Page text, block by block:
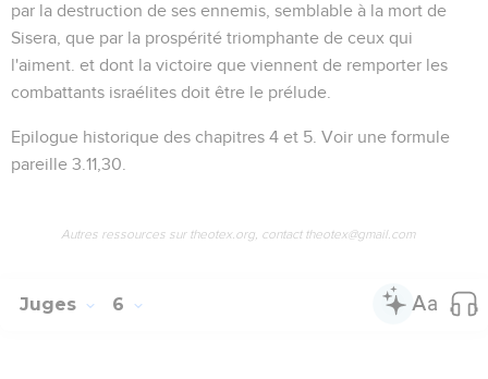
par la destruction de ses ennemis, semblable à la mort de
Sisera, que par la prospérité triomphante de ceux qui
l'aiment. et dont la victoire que viennent de remporter les
combattants israélites doit être le prélude.
Epilogue historique des chapitres 4 et 5. Voir une formule
pareille 3.11,30
Autres ressources sur theotex.org, contact theotex@gmail.com
Juges 6